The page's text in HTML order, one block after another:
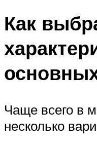
Как
Чаще всего в
несколько